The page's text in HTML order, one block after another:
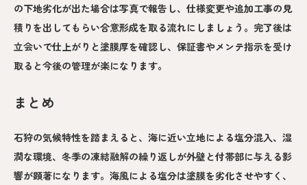
の下地劣化が出た場合は写真で報告し、仕様変更や追加工事の見
積りを出してもらい合意形成を取る流れにしましょう。完了後は
立会いで仕上がりと塗膜厚を確認し、保証書やメンテ指示を受け
取ると今後の管理が楽になります。
まとめ
石狩の気候特性を踏まえると、海に近い立地による塩分混入、湿
潤な環境、冬季の凍結融解の繰り返しが外壁と付帯部に与える影
響が顕著になります。海風による塩分は塗膜を劣化させやすく、